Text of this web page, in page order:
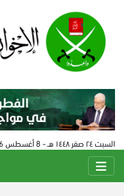
السبت ٢٤ صفر ١٤٤٨ هـ - 8 أغسطس 2026 م - الساعة 04:25 م